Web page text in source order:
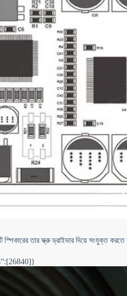
স্পিকারের তার স্ক্রু ড্রাইভার দিয়ে সংযুক্ত করতে